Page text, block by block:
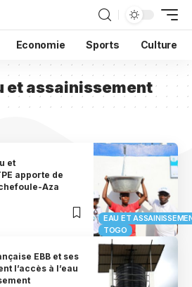
Economie Sports Culture
et assainissement
EAU ET
TOGO
et
apporte de
Aza
EBB et ses
l’accès à l’eau